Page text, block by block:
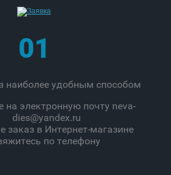
01
наиболее удобным способом
на электронную почту neva-
dies@yandex.ru
заказ в Интернет-магазине
по телефону